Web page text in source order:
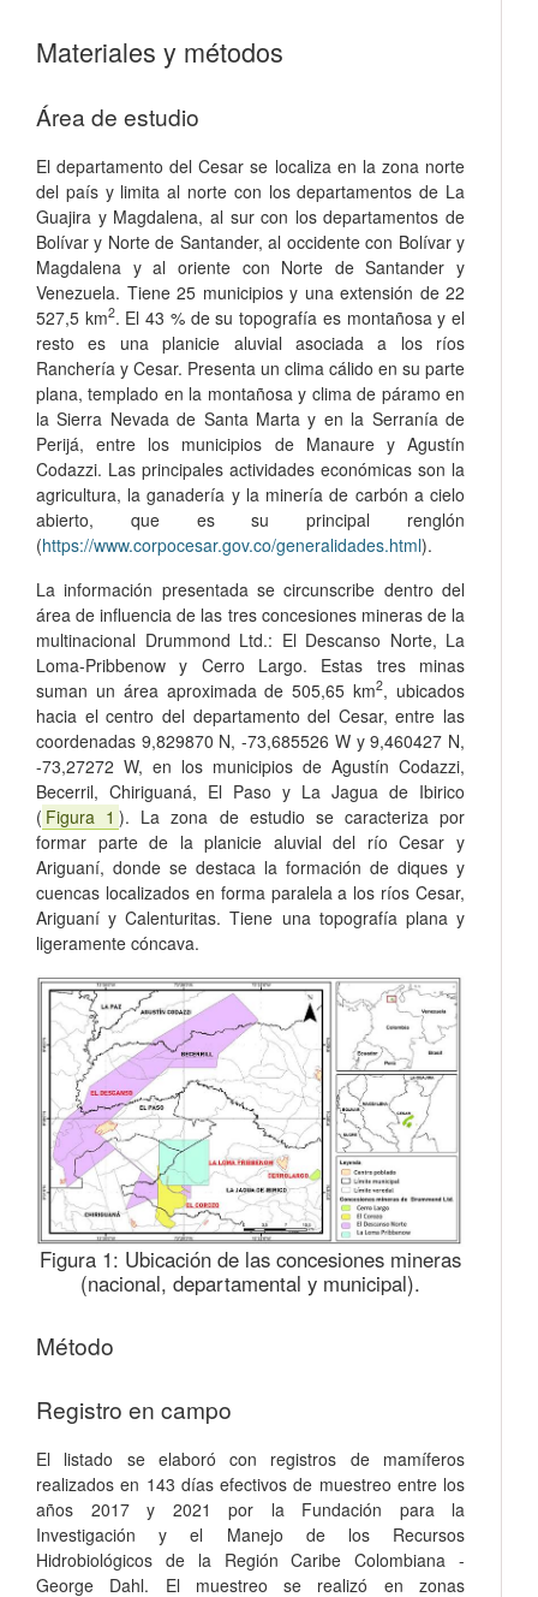
Materiales y métodos
Área de estudio
El departamento del Cesar se localiza en la zona norte
del país y limita al norte con los departamentos de La
Guajira y Magdalena, al sur con los departamentos de
Bolívar y Norte de Santander, al occidente con Bolívar y
Magdalena y al oriente con Norte de Santander y
Venezuela. Tiene 25 municipios y una extensión de 22
527,5 km2. El 43 % de su topografía es montañosa y el
resto es una planicie aluvial asociada a los ríos
Ranchería y Cesar. Presenta un clima cálido en su parte
plana, templado en la montañosa y clima de páramo en
la Sierra Nevada de Santa Marta y en la Serranía de
Perijá, entre los municipios de Manaure y Agustín
Codazzi. Las principales actividades económicas son la
agricultura, la ganadería y la minería de carbón a cielo
abierto, que es su principal renglón
(https://www.corpocesar.gov.co/generalidades.html).
La información presentada se circunscribe dentro del
área de influencia de las tres concesiones mineras de la
multinacional Drummond Ltd.: El Descanso Norte, La
Loma-Pribbenow y Cerro Largo. Estas tres minas
suman un área aproximada de 505,65 km2, ubicados
hacia el centro del departamento del Cesar, entre las
coordenadas 9,829870 N, -73,685526 W y 9,460427 N,
-73,27272 W, en los municipios de Agustín Codazzi,
Becerril, Chiriguaná, El Paso y La Jagua de Ibirico
( Figura 1 ). La zona de estudio se caracteriza por
formar parte de la planicie aluvial del río Cesar y
Ariguaní, donde se destaca la formación de diques y
cuencas localizados en forma paralela a los ríos Cesar,
Ariguaní y Calenturitas. Tiene una topografía plana y
ligeramente cóncava.
Figura 1: Ubicación de las concesiones mineras
(nacional, departamental y municipal).
Método
Registro en campo
El listado se elaboró con registros de mamíferos
realizados en 143 días efectivos de muestreo entre los
años 2017 y 2021 por la Fundación para la
Investigación y el Manejo de los Recursos
Hidrobiológicos de la Región Caribe Colombiana -
George Dahl. El muestreo se realizó en zonas